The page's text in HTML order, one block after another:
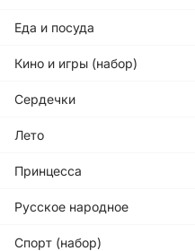
Еда и посуда
Кино и игры (набор)
Сердечки
Лето
Принцесса
Русское народное
Спорт (набор)